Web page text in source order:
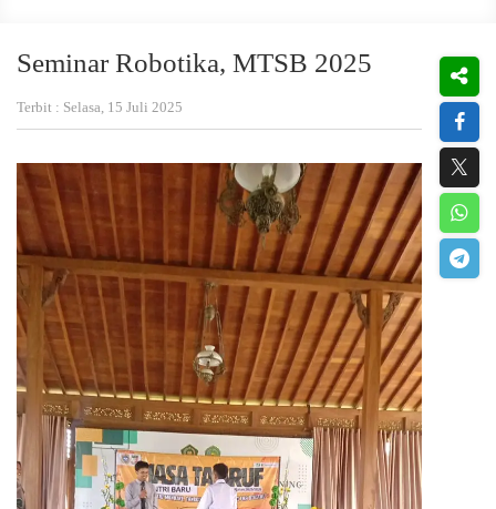
Seminar Robotika, MTSB 2025
Terbit : Selasa, 15 Juli 2025